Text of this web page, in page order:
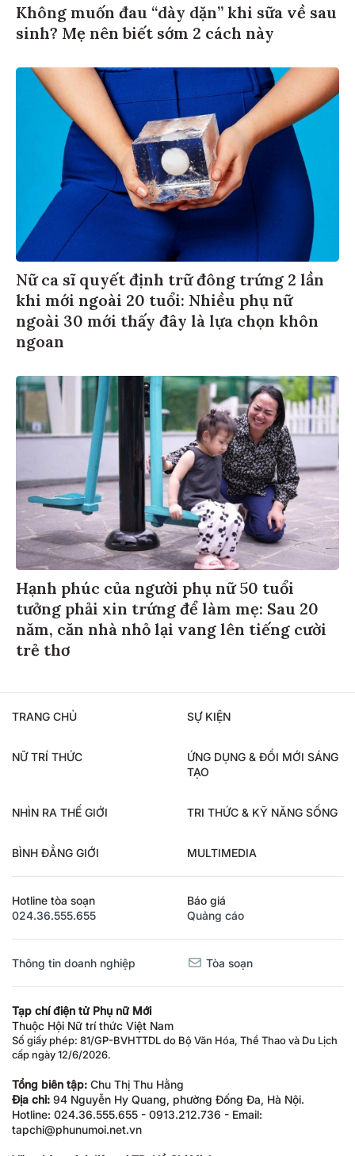
Không muốn đau “dày dặn” khi sữa về sau
sinh? Mẹ nên biết sớm 2 cách này
Nữ ca sĩ quyết định trữ đông trứng 2 lần
khi mới ngoài 20 tuổi: Nhiều phụ nữ
ngoài 30 mới thấy đây là lựa chọn khôn
ngoan
Hạnh phúc của người phụ nữ 50 tuổi
tưởng phải xin trứng để làm mẹ: Sau 20
năm, căn nhà nhỏ lại vang lên tiếng cười
trẻ thơ
TRANG CHỦ SỰ KIỆN
NỮ TRÍ THỨC
ỨNG DỤNG & ĐỔI MỚI SÁNG
TẠO
NHÌN RA THẾ GIỚI TRI THỨC & KỸ NĂNG SỐNG
BÌNH ĐẲNG GIỚI MULTIMEDIA
Hotline tòa soạn
024.36.555.655
Báo giá
Quảng cáo
Thông tin doanh nghiệp Tòa soạn
Tạp chí điện tử Phụ nữ Mới
Thuộc Hội Nữ trí thức Việt Nam
Số giấy phép: 81/GP-BVHTTDL do Bộ Văn Hóa, Thể Thao và Du Lịch
cấp ngày 12/6/2026.
Tổng biên tập: Chu Thị Thu Hằng
Địa chỉ: 94 Nguyễn Hy Quang, phường Đống Đa, Hà Nội.
Hotline: 024.36.555.655 - 0913.212.736 - Email:
tapchi@phunumoi.net.vn